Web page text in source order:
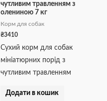
чутливим травленням з
олениною 7 кг
Корм для собак
₴3410
Сухий корм для собак
мініатюрних порід з
чутливим травленням
Додати в кошик